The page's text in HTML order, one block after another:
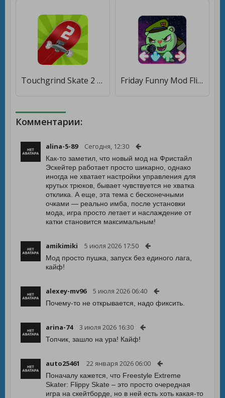
Touchgrind Skate 2 [Бесплатные покупки] Friday Funny Mod Flippy Night [Много денег]
Комментарии:
alina-5-89 Сегодня, 12:30
Как-то заметил, что новый мод на Фристайл
Эскейтер работает просто шикарно, однако
иногда не хватает настройки управления для
крутых трюков, бывает чувствуется не хватка
отклика. А еще, эта тема с бесконечными
очками — реально имба, после установки
мода, игра просто летает и наслаждение от
катки становится максимальным!
amikimiki 5 июля 2026 17:50
Мод просто пушка, запуск без единого лага,
кайф!
alexey-mv96 5 июля 2026 06:40
Почему-то не открывается, надо фиксить.
arina-74 3 июля 2026 16:30
Топчик, зашло на ура! Кайф!
auto25461 22 января 2026 06:00
Поначалу кажется, что Freestyle Extreme
Skater: Flippy Skate – это просто очередная
игра на скейтборде, но в ней есть хоть какая-то